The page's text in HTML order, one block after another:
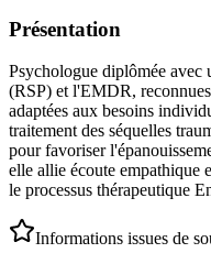
Présentation
Psychologue diplômée avec
(RSP) et l'EMDR,
adaptées aux besoins
traitement des séquelles
pour favoriser
elle allie écoute empathique
le processus thérapeutique
Informations issues de